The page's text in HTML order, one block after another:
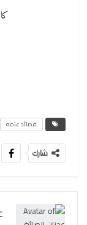
قصائد عامه
شارك